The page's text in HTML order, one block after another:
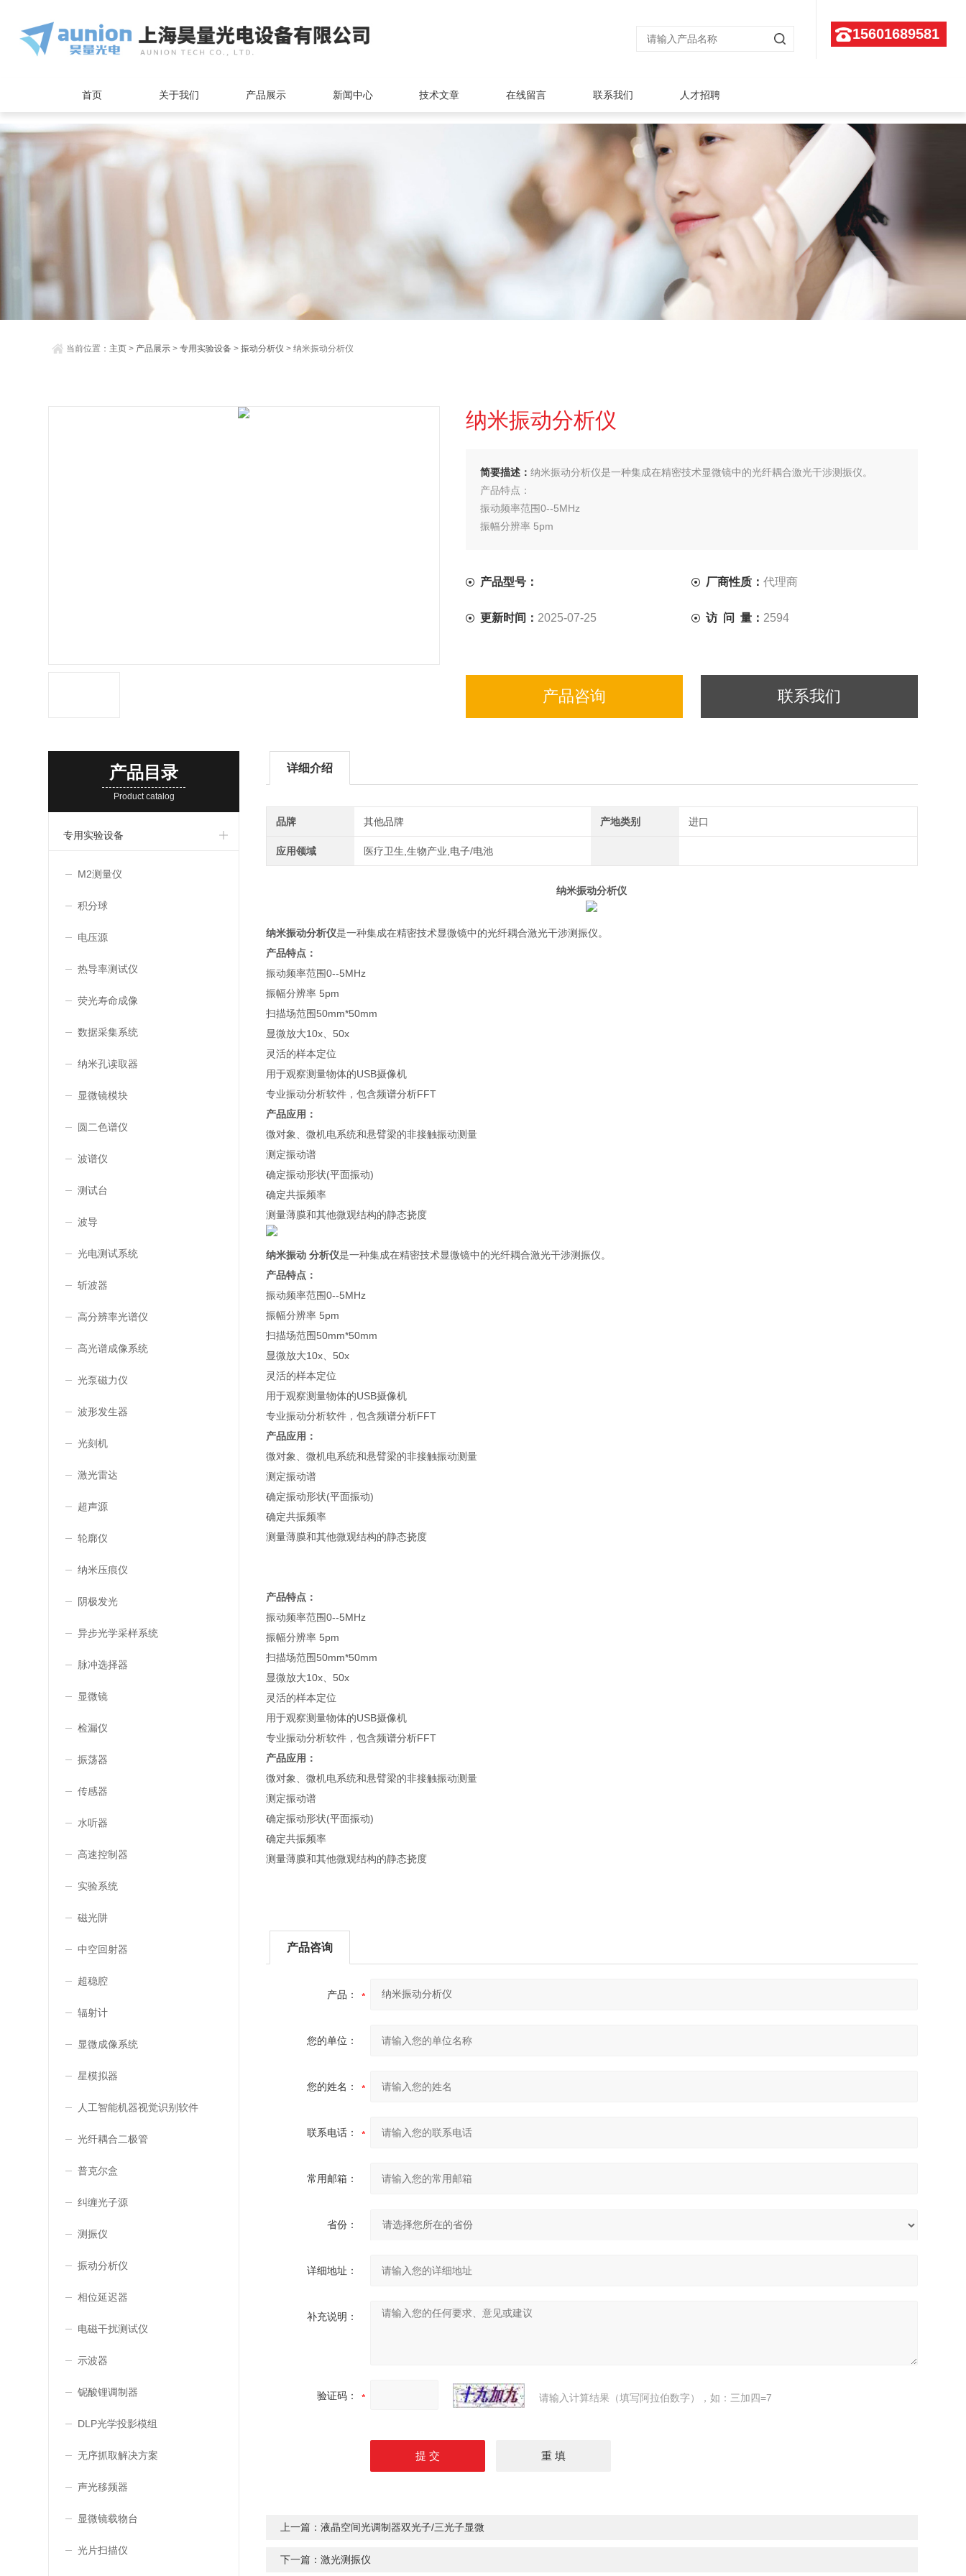
15601689581
首页 关于我们 产品展示 新闻中心 技术文章 在线留言 联系我们 人才招聘
当前位置： 主页 > 产品展示 >专用实验设备 >振动分析仪 > 纳米振动分析仪
纳米振动分析仪
简要描述： 纳米振动分析仪是一种集成在精密技术显微镜中的光纤耦合激光干涉测振仪。
产品特点：
振动频率范围0--5MHz
振幅分辨率 5pm
产品型号： 厂商性质：代理商
更新时间： 2025-07-25 访 问 量： 2594
产品咨询 联系我们
产品目录
Product catalog
专用实验设备
M2测量仪
积分球
电压源
热导率测试仪
荧光寿命成像
数据采集系统
纳米孔读取器
显微镜模块
圆二色谱仪
波谱仪
测试台
波导
光电测试系统
斩波器
高分辨率光谱仪
高光谱成像系统
光泵磁力仪
波形发生器
光刻机
激光雷达
超声源
轮廓仪
纳米压痕仪
阴极发光
异步光学采样系统
脉冲选择器
显微镜
检漏仪
振荡器
传感器
水听器
高速控制器
实验系统
磁光阱
中空回射器
超稳腔
辐射计
显微成像系统
星模拟器
人工智能机器视觉识别软件
光纤耦合二极管
普克尔盒
纠缠光子源
测振仪
振动分析仪
相位延迟器
电磁干扰测试仪
示波器
铌酸锂调制器
DLP光学投影模组
无序抓取解决方案
声光移频器
显微镜载物台
光片扫描仪
详细介绍
品牌 其他品牌 产地类别 进口
应用领域 医疗卫生,生物产业,电子/电池
纳米振动分析仪
纳米振动分析仪是一种集成在精密技术显微镜中的光纤耦合激光干涉测振仪。
产品特点：
振动频率范围0--5MHz
振幅分辨率 5pm
扫描场范围50mm*50mm
显微放大10x、50x
灵活的样本定位
用于观察测量物体的USB摄像机
专业振动分析软件，包含频谱分析FFT
产品应用：
微对象、微机电系统和悬臂梁的非接触振动测量
测定振动谱
确定振动形状(平面振动)
确定共振频率
测量薄膜和其他微观结构的静态挠度
纳米振动 分析仪是一种集成在精密技术显微镜中的光纤耦合激光干涉测振仪。
产品特点：
振动频率范围0--5MHz
振幅分辨率 5pm
扫描场范围50mm*50mm
显微放大10x、50x
灵活的样本定位
用于观察测量物体的USB摄像机
专业振动分析软件，包含频谱分析FFT
产品应用：
微对象、微机电系统和悬臂梁的非接触振动测量
测定振动谱
确定振动形状(平面振动)
确定共振频率
测量薄膜和其他微观结构的静态挠度
产品特点：
振动频率范围0--5MHz
振幅分辨率 5pm
扫描场范围50mm*50mm
显微放大10x、50x
灵活的样本定位
用于观察测量物体的USB摄像机
专业振动分析软件，包含频谱分析FFT
产品应用：
微对象、微机电系统和悬臂梁的非接触振动测量
测定振动谱
确定振动形状(平面振动)
确定共振频率
测量薄膜和其他微观结构的静态挠度
产品咨询
产品：
您的单位：
您的姓名：
联系电话：
常用邮箱：
省份：
详细地址：
补充说明：
验证码： 请输入计算结果（填写阿拉伯数字），如：三加四=7
上一篇： 液晶空间光调制器双光子/三光子显微
下一篇： 激光测振仪